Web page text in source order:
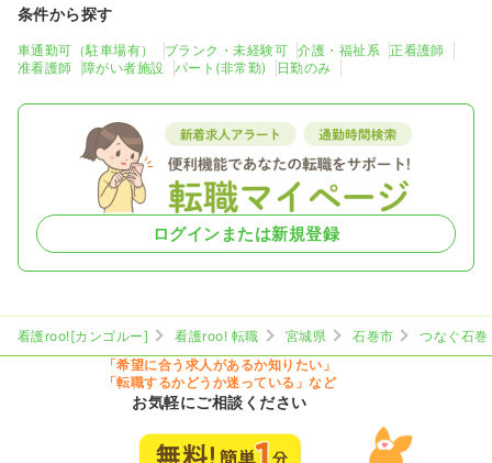
条件から探す
車通勤可（駐車場有） ブランク・未経験可 介護・福祉系
正看護師
准看護師
障がい者施設 パート(非常勤) 日勤のみ
ログインまたは新規登録
看護roo![カンゴルー] 看護roo! 転職 宮城県 石巻市
つなぐ石巻
「希望に合う求人があるか知りたい」
「転職するかどうか迷っている」など
お気軽にご相談ください